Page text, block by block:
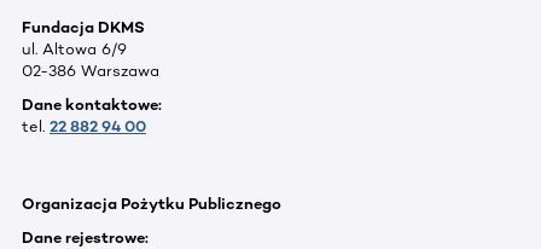
Fundacja DKMS
ul. Altowa 6/9
02-386 Warszawa
Dane kontaktowe:
tel. 22 882 94 00
Organizacja Pożytku Publicznego
Dane rejestrowe: